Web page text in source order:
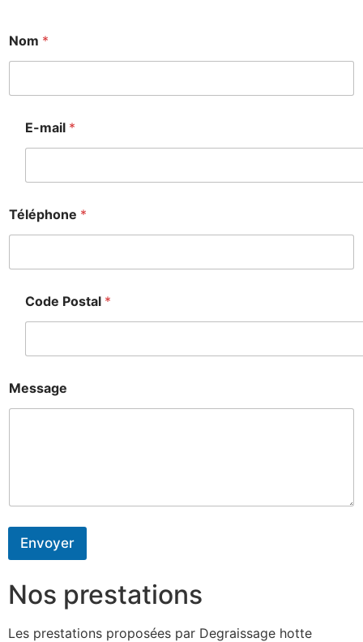
Nom *
E-mail *
Téléphone *
Code Postal *
Message
Envoyer
Nos prestations
Les prestations proposées par Degraissage hotte